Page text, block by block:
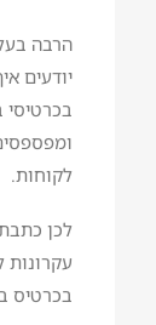
הרבה
יודעים
בכרטיסי
לקוחות.
עקרונות
בכרטיס